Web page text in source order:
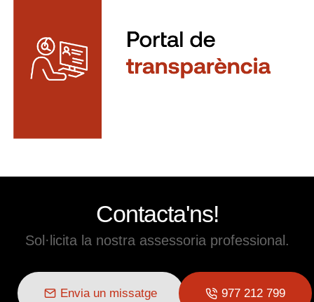
Contacta'ns!
Sol·licita la nostra assessoria professional.
Envia un missatge 977 212 799